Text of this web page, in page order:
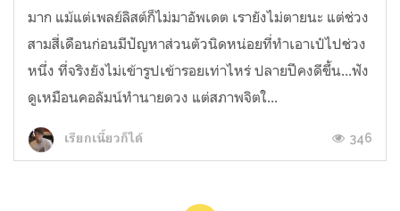
มาก แม้แต่เพลย์ลิสต์ก็ไม่มาอัพเดต เรายังไม่ตายนะ แต่ช่วง
สามสี่เดือนก่อนมีปัญหาส่วนตัวนิดหน่อยที่ทำเอาเป๋ไปช่วง
หนึ่ง ที่จริงยังไม่เข้ารูปเข้ารอยเท่าไหร่ ปลายปีคงดีขึ้น...ฟัง
ดูเหมือนคอลัมน์ทำนายดวง แต่สภาพจิตใ...
เรียกเนี้ยวก็ได้ 346